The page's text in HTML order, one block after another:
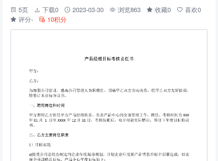
5页 下载0 2023-03-30 浏览863 收藏0
喜欢0
评分-
10积分